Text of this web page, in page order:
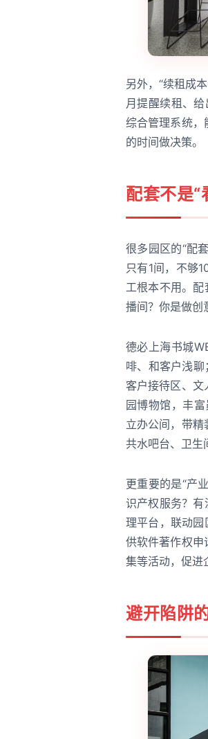
另外，“续租成
月提醒续租、
综合管理系统，
的时间做决策。
配套不是“
很多园区的“配
只有1间，不够
工根本不用。
播间？你是做创
德必上海书城
啡、和客户浅
客户接待区、
园博物馆，丰富
立办公间，带
共水吧台、卫生
更重要的是“产
识产权服务？有
理平台，联动园
供软件著作权申
集等活动，促进
避开陷阱